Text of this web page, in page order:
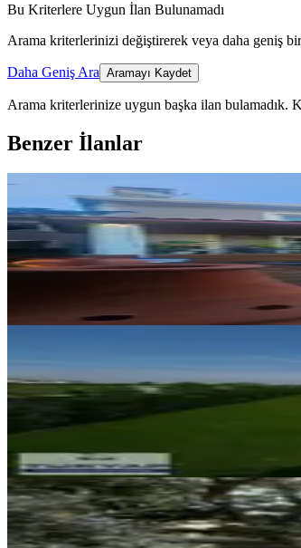
Bu Kriterlere Uygun İlan Bulunamadı
Arama kriterlerinizi değiştirerek veya daha geniş
Daha Geniş Ara Aramayı Kaydet
Arama kriterlerinize uygun başka ilan bulamadık.
Benzer İlanlar
ÖNE ÇIKAN
Acil Satılık Uygun
Silivri, Ortaköy
5+1·320 m²·
Silivri, Kavaklı Hürriyet
3+1
17.500.000 ₺
YENİ
Vista Yapı'dan
Silivri, Gümüşyaka